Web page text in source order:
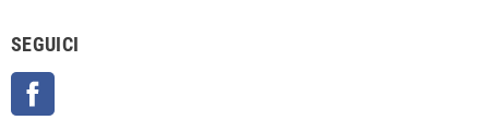
SEGUICI